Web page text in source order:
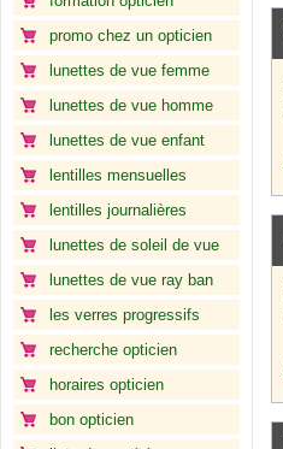
promo chez un opticien
lunettes de vue femme
lunettes de vue homme
lunettes de vue enfant
lentilles mensuelles
lentilles journalières
lunettes de soleil de vue
lunettes de vue ray ban
les verres progressifs
recherche opticien
horaires opticien
bon opticien